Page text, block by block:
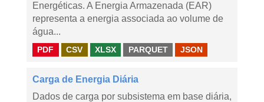
Energéticas. A Energia Armazenada (EAR)
representa a energia associada ao volume de
água...
PDF CSV XLSX PARQUET JSON
Carga de Energia Diária
Dados de carga por subsistema em base diária,